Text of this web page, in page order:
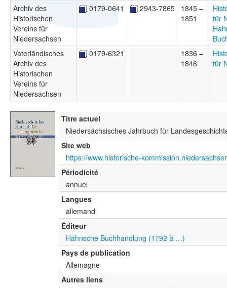
Archiv des
Historischen
Vereins für
Niedersachsen
0179-0641 2943-7865
1845 –
1851
für
Vaterländisches
Archiv des
Historischen
Vereins für
Niedersachsen
0179-6321
1836 –
1846
für
Titre actuel
Niedersächsisches Jahrbuch für
Site web
Périodicité
annuel
Langues
allemand
Éditeur
Hahnsche Buchhandlung (1792 à …)
Pays de publication
Allemagne
Autres liens